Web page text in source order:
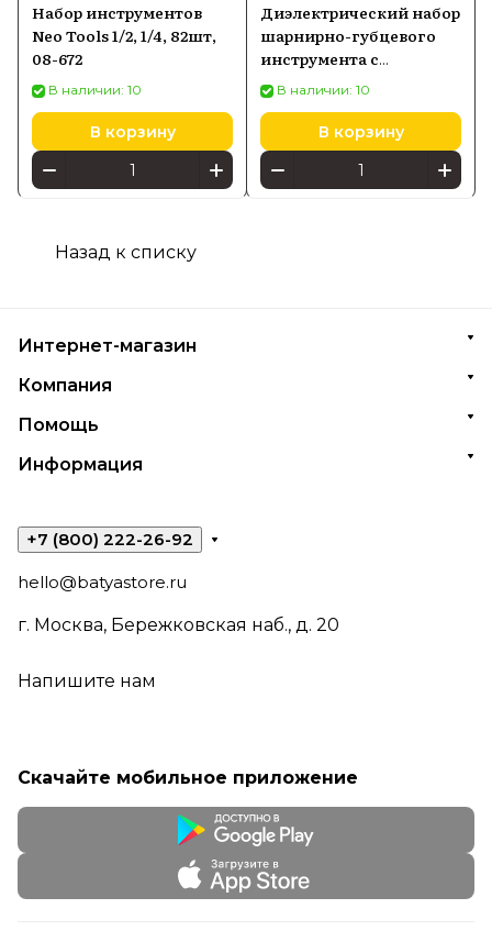
Набор инструментов
Neo Tools 1/2, 1/4, 82шт,
08-672
В наличии: 10
В корзину
Диэлектрический набор
шарнирно-губцевого
инструмента с
отвертками NEO Tools
1000 В 13 шт. 01-234
В наличии: 10
В корзину
Назад к списку
Интернет-магазин
Компания
Помощь
Информация
+7 (800) 222-26-92
hello@batyastore.ru
г. Москва, Бережковская наб., д. 20
Напишите нам
Скачайте мобильное приложение